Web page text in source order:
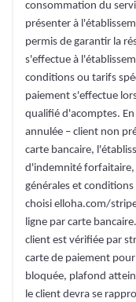
consommation du
présenter à
permis de garantir la
s'effectue à
conditions ou tarifs
paiement s'effectue
qualifié d'acomptes.
annulée – client non
carte bancaire,
d'indemnité forfaitaire,
générales et
choisi elloha.com/
ligne par carte
client est vérifiée par
carte de paiement
bloquée, plafond
le client devra se